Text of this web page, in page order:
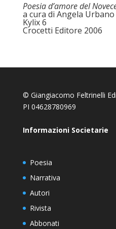
Poesia d’amore del
a cura di Angela Urbano
Kylix 6
Crocetti Editore 2006
© Giangiacomo Feltrinelli
PI 04628780969
Informazioni Societarie
Poesia
Narrativa
Autori
Rivista
Abbonati